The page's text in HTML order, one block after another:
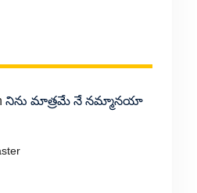
నిను మాత్రమే నే నమ్మానయా